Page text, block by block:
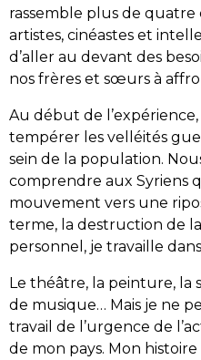
rassemble plus de quatre
artistes, cinéastes et
d’aller au devant des
nos frères et sœurs à
Au début de
tempérer les velléités
sein de la population.
comprendre aux Syriens
mouvement vers une
terme, la destruction de
personnel, je travaille
Le théâtre, la peinture,
de musique… Mais je ne
travail de l’urgence de
de mon pays. Mon